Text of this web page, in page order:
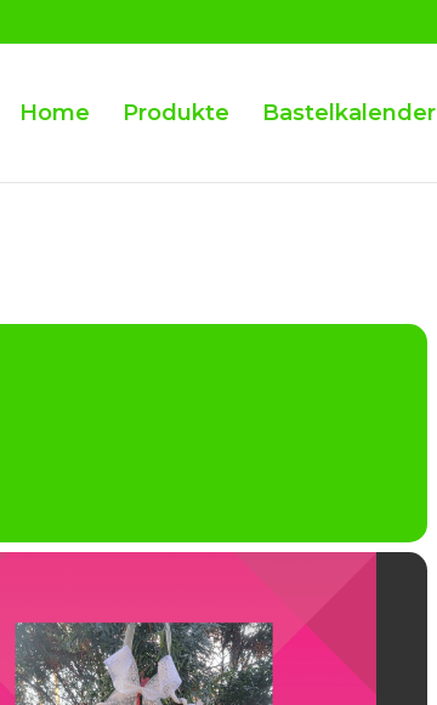
Home Produkte Bastelkalender